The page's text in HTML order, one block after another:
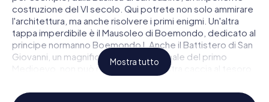
costruzione del VI secolo. Qui potrete non solo ammirare
l'architettura, ma anche risolvere i primi enigmi. Un'altra
tappa imperdibile è il Mausoleo di Boemondo, dedicato al
principe normanno Boemondo I. Anche il Battistero di San
Giovanni, un magnifico fonte battesimale del primo
Medioevo, non può mancare nella vostra caccia al tesoro
emozionanti e vi permetterà di vedere la città con occhi
Mostra tutto